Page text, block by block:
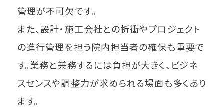
管理が不可欠です。
また、設計・施工会社との折衝やプロジェクト
の進行管理を担う院内担当者の確保も重要で
す。業務と兼務するには負担が大きく、ビジネ
スセンスや調整力が求められる場面も多くあり
ます。